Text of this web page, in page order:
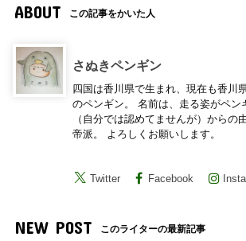
ABOUT この記事をかいた人
さぬきペンギン
四国は香川県で生まれ、現在も香川
のペンギン。 名前は、走る姿がペン
（自分では認めてませんが）からの
帝派。 よろしくお願いします。
Twitter Facebook
NEW POST このライターの最新記事